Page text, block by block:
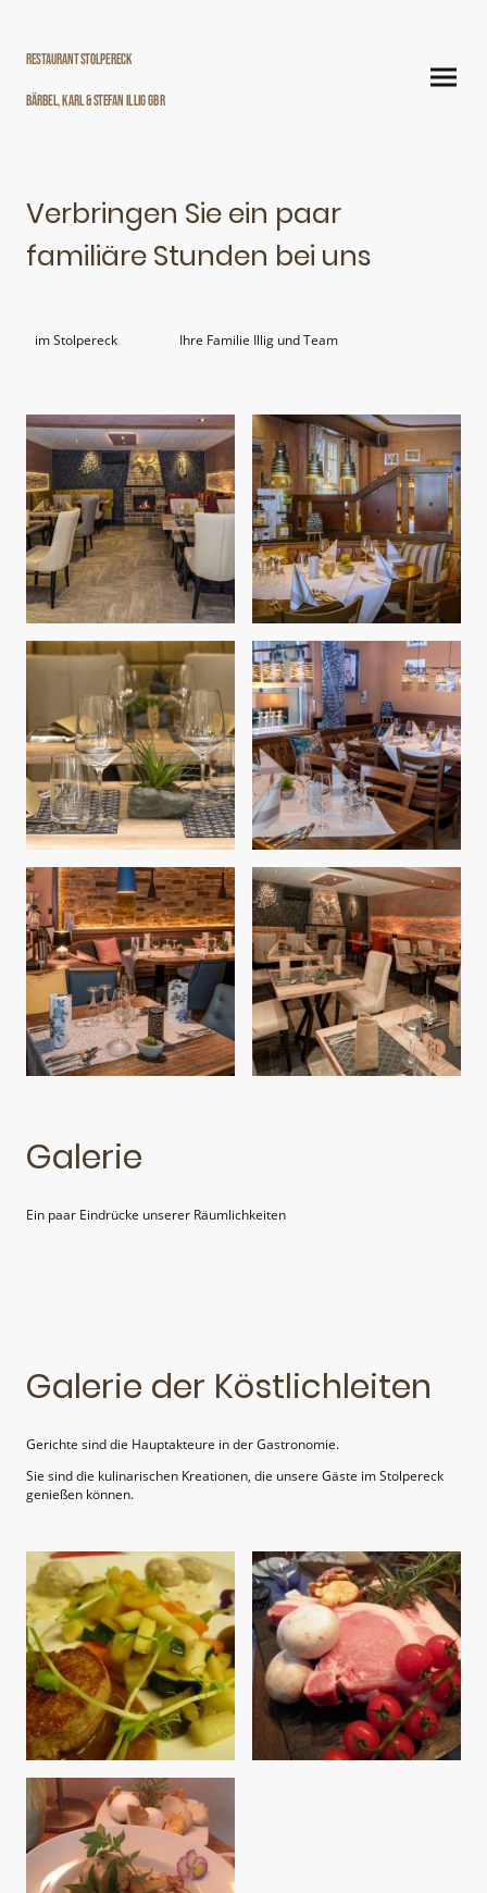
Restaurant Stolpereck
Bärbel, Karl & Stefan Illig GbR
Verbringen Sie ein paar
familiäre Stunden bei uns
im Stolpereck Ihre Familie Illig und Team
Galerie
Ein paar Eindrücke unserer Räumlichkeiten
Galerie der Köstlichleiten
Gerichte sind die Hauptakteure in der Gastronomie.
Sie sind die kulinarischen Kreationen, die unsere Gäste im Stolpereck
genießen können.